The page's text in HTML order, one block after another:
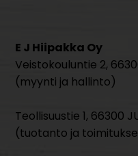
E J Hiipakka Oy
Veistokouluntie 2,
(myynti ja hallinto)
Teollisuustie 1, 66300
(tuotanto ja